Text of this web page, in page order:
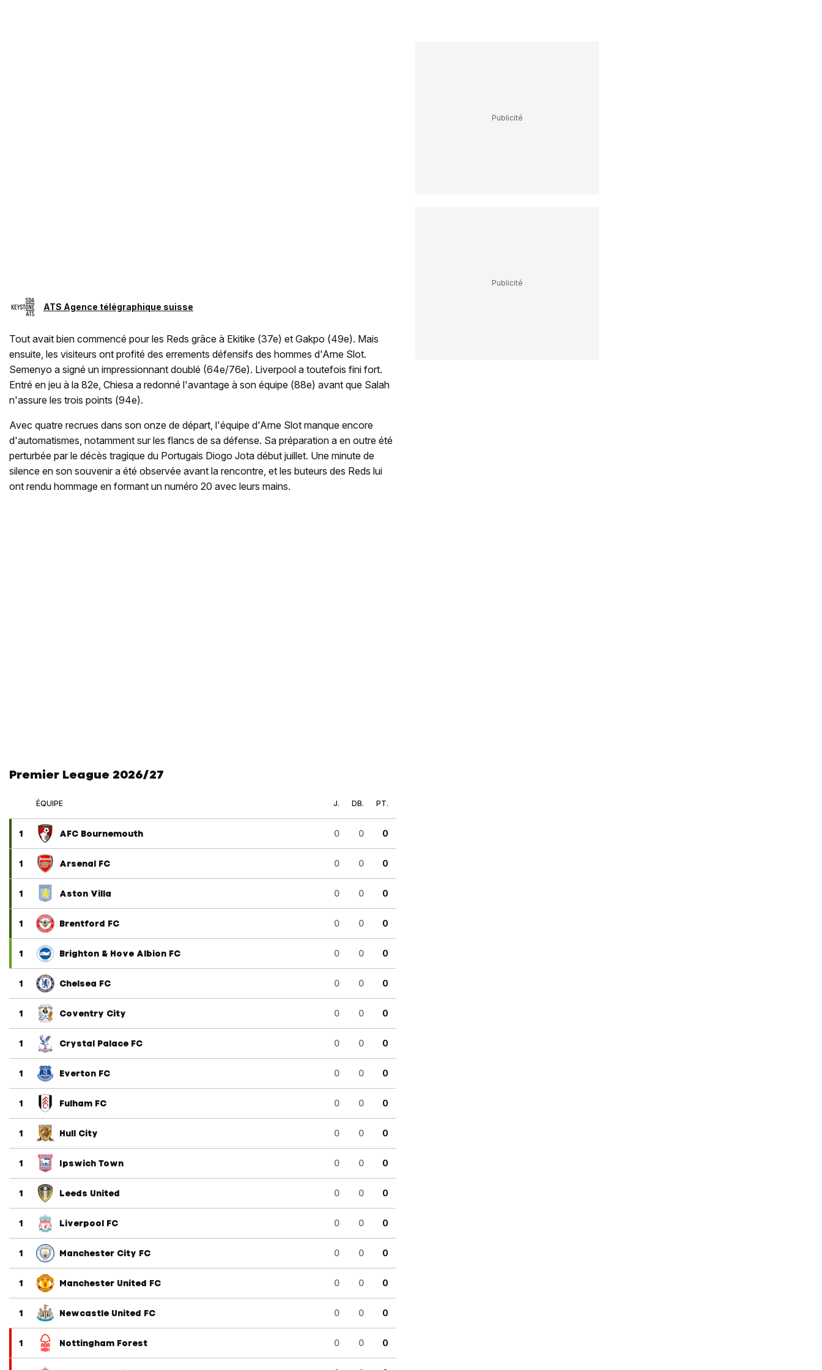
ATS Agence télégraphique suisse
Tout avait bien commencé pour les Reds grâce à Ekitike (37e) et Gakpo (49e). Mais
ensuite, les visiteurs ont profité des errements défensifs des hommes d'Arne Slot.
Semenyo a signé un impressionnant doublé (64e/76e). Liverpool a toutefois fini fort.
Entré en jeu à la 82e, Chiesa a redonné l'avantage à son équipe (88e) avant que Salah
n'assure les trois points (94e).
Avec quatre recrues dans son onze de départ, l'équipe d'Arne Slot manque encore
d'automatismes, notamment sur les flancs de sa défense. Sa préparation a en outre été
perturbée par le décès tragique du Portugais Diogo Jota début juillet. Une minute de
silence en son souvenir a été observée avant la rencontre, et les buteurs des Reds lui
ont rendu hommage en formant un numéro 20 avec leurs mains.
Premier League 2026/27
ÉQUIPE J. DB. PT.
1 AFC Bournemouth 0 0 0
1 Arsenal FC 0 0 0
1 Aston Villa 0 0 0
1 Brentford FC 0 0 0
1 Brighton & Hove Albion FC 0 0 0
1 Chelsea FC 0 0 0
1 Coventry City 0 0 0
1 Crystal Palace FC 0 0 0
1 Everton FC 0 0 0
1 Fulham FC 0 0 0
1 Hull City 0 0 0
1 Ipswich Town 0 0 0
1 Leeds United 0 0 0
1 Liverpool FC 0 0 0
1 Manchester City FC 0 0 0
1 Manchester United FC 0 0 0
1 Newcastle United FC 0 0 0
1 Nottingham Forest 0 0 0